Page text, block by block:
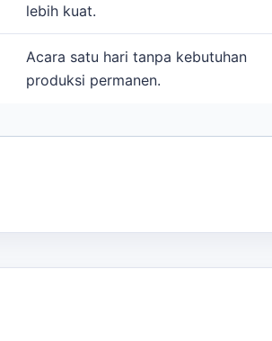
lebih kuat.
Acara satu hari tanpa kebutuhan
produksi permanen.